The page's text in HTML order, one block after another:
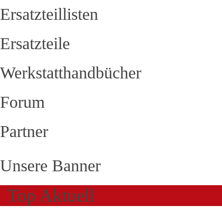
Ersatzteillisten
Ersatzteile
Werkstatthandbücher
Forum
Partner
Unsere Banner
Top Aktuell